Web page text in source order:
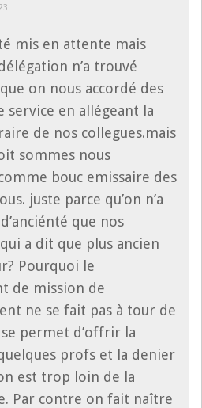
mis en attente mais
n’a trouvé
on nous accordé des
service en allégeant la
de nos collegues.mais
sommes nous
bouc emissaire des
juste parce qu’on n’a
que nos
a dit que plus ancien
Pourquoi le
de mission de
ne se fait pas à tour de
permet d’offrir la
profs et la denier
est trop loin de la
Par contre on fait naître